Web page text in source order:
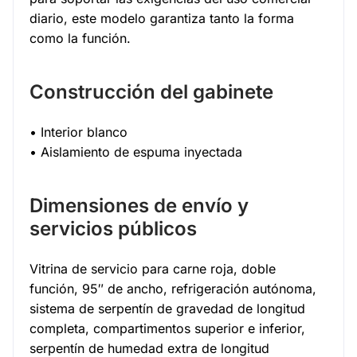
diario, este modelo garantiza tanto la forma
como la función.
Construcción del gabinete
• Interior blanco
• Aislamiento de espuma inyectada
Dimensiones de envío y
servicios públicos
Vitrina de servicio para carne roja, doble
función, 95″ de ancho, refrigeración autónoma,
sistema de serpentín de gravedad de longitud
completa, compartimentos superior e inferior,
serpentín de humedad extra de longitud